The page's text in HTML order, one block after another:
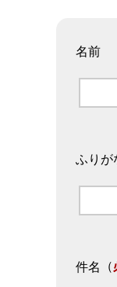
名前
ふりが
件名 （